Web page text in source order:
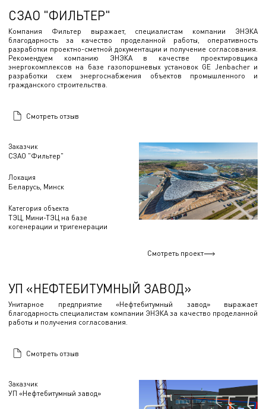
Заказчик
СЗАО "Фильтер"
Локация
Беларусь, Минск
Категория объекта
ТЭЦ, Мини-ТЭЦ на базе
когенерации и тригенерации
СЗАО "ФИЛЬТЕР"
Компания Фильтер выражает, специалистам компании ЭНЭКА
благодарность за качество проделанной работы, оперативность
разработки проектно-сметной документации и получение согласования.
Рекомендуем компанию ЭНЭКА в качестве проектировщика
энергокомплексов на базе газопоршневых установок GE Jenbacher и
разработки схем энергоснабжения объектов промышленного и
гражданского строительства.
Смотреть отзыв
Смотреть проект
Заказчик
УП «Нефтебитумный завод»
УП «НЕФТЕБИТУМНЫЙ ЗАВОД»
Унитарное предприятие «Нефтебитумный завод» выражает
благодарность специалистам компании ЭНЭКА за качество проделанной
работы и получения согласования.
Смотреть отзыв